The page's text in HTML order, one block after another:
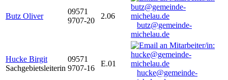
Butz Oliver
09571
9707-20
2.06
butz@gemeinde-
michelau.de
Hucke Birgit
Sachgebietsleiterin
09571
9707-16
E.01
hucke@gemeinde-